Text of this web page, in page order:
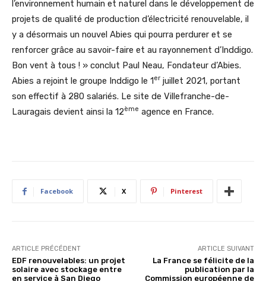
l’environnement humain et naturel dans le développement de
projets de qualité de production d’électricité renouvelable, il
y a désormais un nouvel Abies qui pourra perdurer et se
renforcer grâce au savoir-faire et au rayonnement d’Inddigo.
Bon vent à tous ! » conclut Paul Neau, Fondateur d’Abies.
Abies a rejoint le groupe Inddigo le 1er juillet 2021, portant
son effectif à 280 salariés. Le site de Villefranche-de-
Lauragais devient ainsi la 12ème agence en France.
Facebook X Pinterest
ARTICLE PRÉCÉDENT
EDF renouvelables: un projet
solaire avec stockage entre
en service à San Diego
ARTICLE SUIVANT
La France se félicite de la
publication par la
Commission européenne de